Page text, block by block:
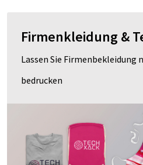
Firmenkleidung &
Lassen Sie Firmenbekleidung
bedrucken